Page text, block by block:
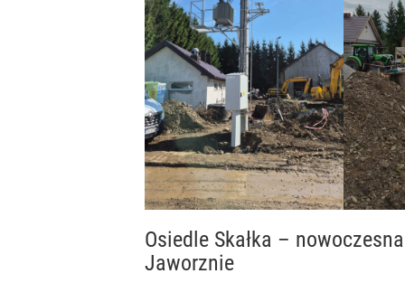
Osiedle Skałka –
Jaworznie